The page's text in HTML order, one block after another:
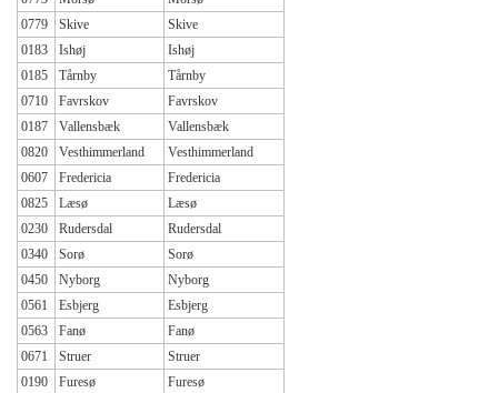
0779
Skive
Skive
0183
Ishøj
Ishøj
0185
Tårnby
Tårnby
0710
Favrskov
Favrskov
0187
Vallensbæk
Vallensbæk
0820
Vesthimmerland
Vesthimmerland
0607
Fredericia
Fredericia
0825
Læsø
Læsø
0230
Rudersdal
Rudersdal
0340
Sorø
Sorø
0450
Nyborg
Nyborg
0561
Esbjerg
Esbjerg
0563
Fanø
Fanø
0671
Struer
Struer
0190
Furesø
Furesø